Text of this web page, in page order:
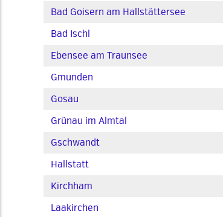
Bad Goisern am Hallstättersee
Bad Ischl
Ebensee am Traunsee
Gmunden
Gosau
Grünau im Almtal
Gschwandt
Hallstatt
Kirchham
Laakirchen